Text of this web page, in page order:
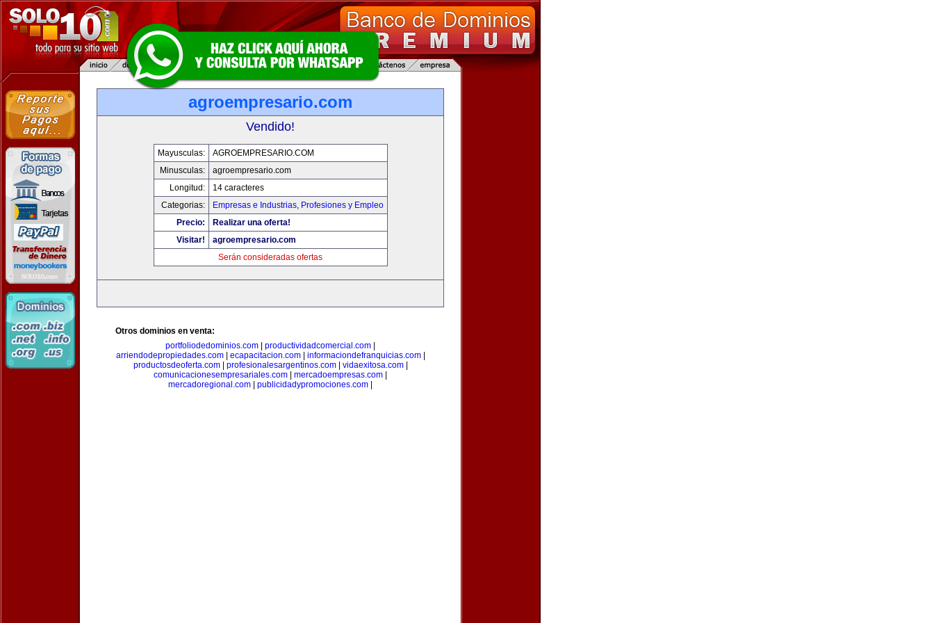
agroempresario.com
Vendido!
Mayusculas:
AGROEMPRESARIO.COM
Minusculas:
agroempresario.com
Longitud:
14 caracteres
Categorias:
Empresas e Industrias, Profesiones y Empleo
Precio:
Realizar una oferta!
Visitar!
agroempresario.com
Serán consideradas ofertas
Otros dominios en venta:
portfoliodedominios.com
productividadcomercial.com
arriendodepropiedades.com| ecapacitacion.com| informaciondefranquicias.com|
productosdeoferta.com| profesionalesargentinos.com| vidaexitosa.com|
comunicacionesempresariales.com
mercadoempresas.com
mercadoregional.com
publicidadypromociones.com